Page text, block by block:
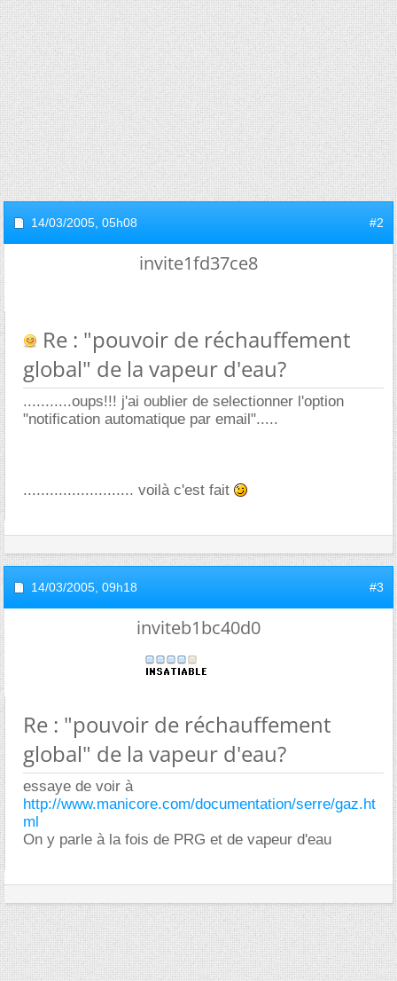
14/03/2005, 05h08 #2
invite1fd37ce8
Re : "pouvoir de réchauffement
global" de la vapeur d'eau?
...........oups!!! j'ai oublier de selectionner l'option
"notification automatique par email".....
......................... voilà c'est fait
14/03/2005, 09h18 #3
inviteb1bc40d0
Re : "pouvoir de réchauffement
global" de la vapeur d'eau?
essaye de voir à
http://www.manicore.com/documentation/serre/gaz.ht
ml
On y parle à la fois de PRG et de vapeur d'eau